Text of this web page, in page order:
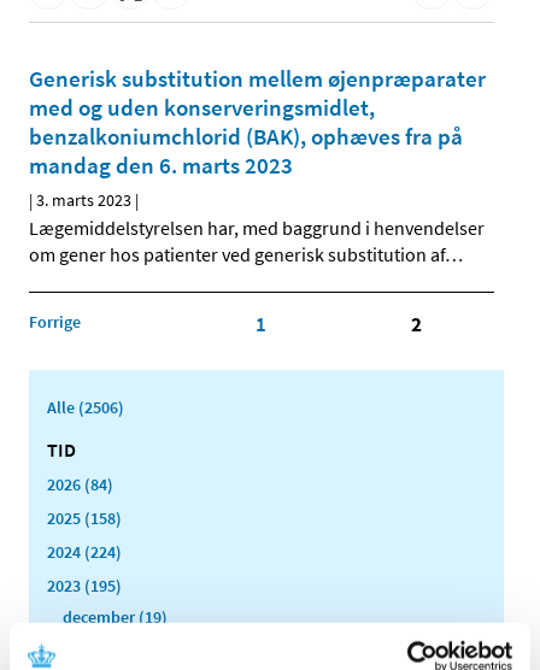
Generisk substitution mellem øjenpræparater
med og uden konserveringsmidlet,
benzalkoniumchlorid (BAK), ophæves fra på
mandag den 6. marts 2023
|3. marts 2023 |
Lægemiddelstyrelsen har, med baggrund i henvendelser
om gener hos patienter ved generisk substitution af…
Forrige 1 2
Alle (2506)
TID
2026 (84)
2025 (158)
2024 (224)
2023 (195)
december (19)